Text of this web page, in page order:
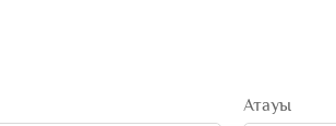
Атауы